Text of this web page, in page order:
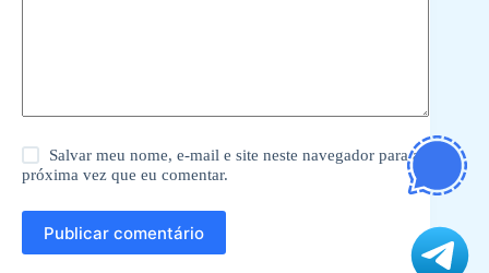
Salvar meu nome, e-mail e site neste navegador para a
próxima vez que eu comentar.
Publicar comentário